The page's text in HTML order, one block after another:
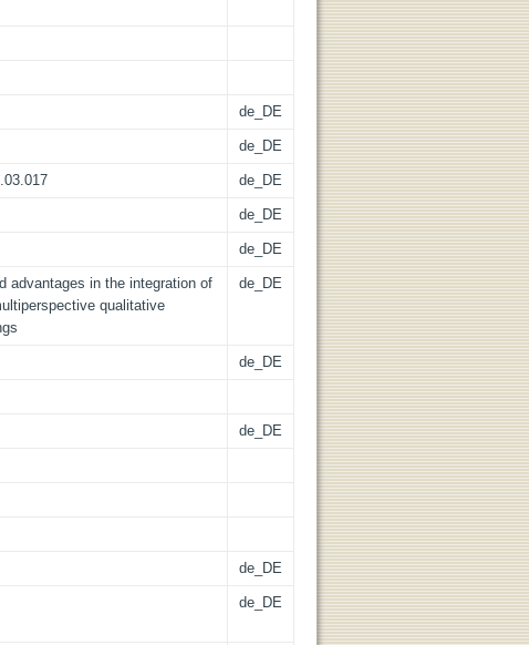
de_DE
de_DE
de_DE
de_DE
de_DE
advantages in the integration of
qualitative
de_DE
de_DE
de_DE
de_DE
de_DE